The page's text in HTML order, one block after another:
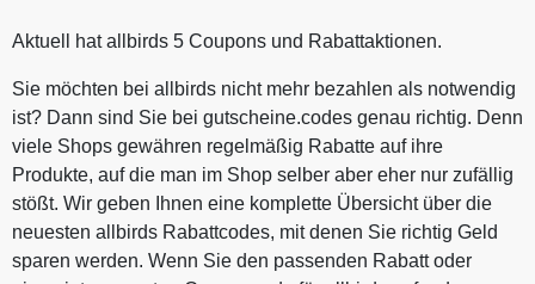
Aktuell hat allbirds 5 Coupons und Rabattaktionen.
Sie möchten bei allbirds nicht mehr bezahlen als notwendig
ist? Dann sind Sie bei gutscheine.codes genau richtig. Denn
viele Shops gewähren regelmäßig Rabatte auf ihre
Produkte, auf die man im Shop selber aber eher nur zufällig
stößt. Wir geben Ihnen eine komplette Übersicht über die
neuesten allbirds Rabattcodes, mit denen Sie richtig Geld
sparen werden. Wenn Sie den passenden Rabatt oder